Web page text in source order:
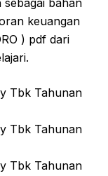
bahan
keuangan
) pdf dari
Tbk Tahunan
Tbk Tahunan
Tbk Tahunan